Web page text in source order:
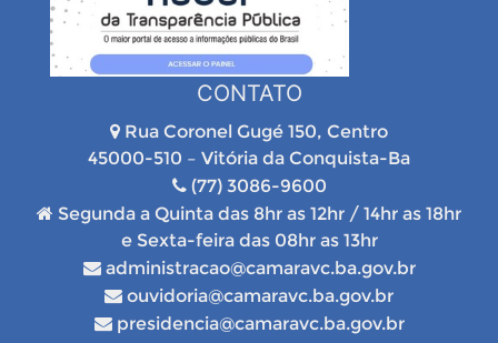
CONTATO
Rua Coronel Gugé 150, Centro
45000-510 – Vitória da Conquista-Ba
(77) 3086-9600
Segunda a Quinta das 8hr as 12hr / 14hr as 18hr
e Sexta-feira das 08hr as 13hr
administracao@camaravc.ba.gov.br
ouvidoria@camaravc.ba.gov.br
presidencia@camaravc.ba.gov.br